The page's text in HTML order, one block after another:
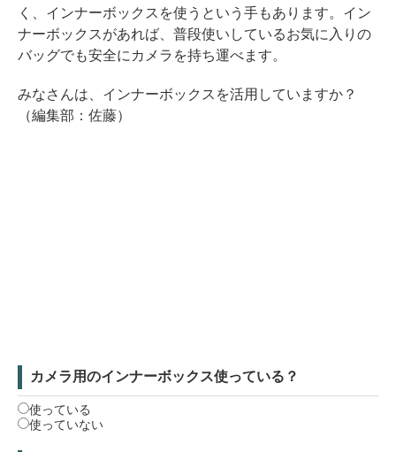
く、インナーボックスを使うという手もあります。イン
ナーボックスがあれば、普段使いしているお気に入りの
バッグでも安全にカメラを持ち運べます。
みなさんは、インナーボックスを活用していますか？
（編集部：佐藤）
カメラ用のインナーボックス使っている？
使っている
使っていない